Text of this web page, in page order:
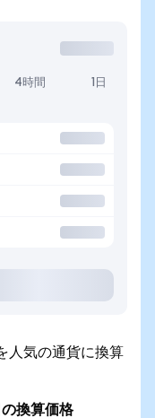
4時間 1日
気の通貨に換算
換算価格